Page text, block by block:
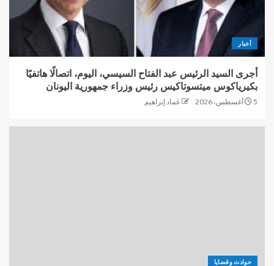
أخبار
أجرى السيد الرئيس عبد الفتاح السيسي، اليوم، اتصالًا هاتفيًا
بكيرياكوس ميتسوتاكيس رئيس وزراء جمهورية اليونان
5 أغسطس، 2026 عماد إبراهيم
حوادث وقضايا